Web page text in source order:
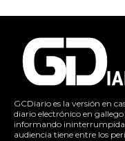
GCDiario es la versión en
diario electrónico en
informando
audiencia tiene entre los